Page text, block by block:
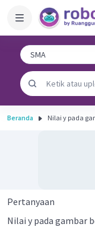
Beranda
Pertanyaan
Nilai y pada gambar